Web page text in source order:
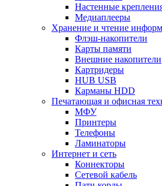
Настенные
Медиаплееры
Хранение и чтение
Флэш-накопители
Карты памяти
Внешние накопители
Картридеры
HUB USB
Карманы HDD
Печатающая и офисная
МФУ
Принтеры
Телефоны
Ламинаторы
Интернет и сеть
Коннекторы
Сетевой кабель